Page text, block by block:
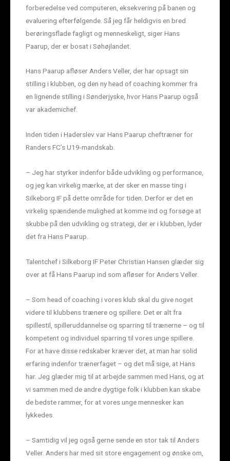
forberedelse ved computeren, eksekvering på banen og
evaluering efterfølgende. Så jeg får heldigvis en bred
berøringsflade fagligt og menneskeligt, siger Hans
Paarup, der er bosat i Søhøjlandet.
Hans Paarup afløser Anders Veller, der har opsagt sin
stilling i klubben, og den ny head of coaching kommer fra
en lignende stilling i Sønderjyske, hvor Hans Paarup også
var akademichef.
Inden tiden i Haderslev var Hans Paarup cheftræner for
Randers FC’s U19-mandskab.
– Jeg har styrker indenfor både udvikling og performance,
og jeg kan virkelig mærke, at der sker en masse ting i
Silkeborg IF på dette område for tiden. Derfor er det en
virkelig spændende mulighed at komme ind og forsøge at
skubbe på den udvikling og strategi, der er i klubben, lyder
det fra Hans Paarup.
Talentchef i Silkeborg IF Peter Christian Hansen glæder sig
over at få Hans Paarup ind som afløser for Anders Veller.
– Som head of coaching i vores klub skal du give noget
videre til klubbens trænere og spillere. Det er alt fra
spillestil, spilleruddannelse og sparring til trænerne – og til
kompetent og individuel sparring til vores unge spillere.
For at have disse redskaber kræver det, at man har solid
erfaring indenfor trænerfaget – og det må sige, at Hans
har. Jeg glæder mig til at arbejde sammen med Hans, og at
vi sammen med de andre dygtige folk i klubben kan skabe
de bedste rammer, for at vores unge mennesker kan
lykkedes.
– Samtidig vil jeg også gerne sende en stor tak til Anders
Veller. Anders har med sit store engagement og ønske om,